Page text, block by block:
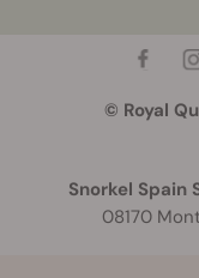
© Royal
Snorkel Spain
08170